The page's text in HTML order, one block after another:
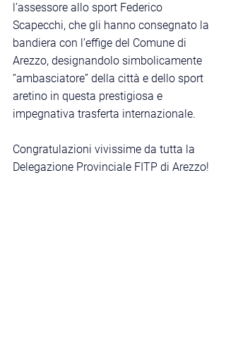
l’assessore allo sport Federico
Scapecchi, che gli hanno consegnato la
bandiera con l’effige del Comune di
Arezzo, designandolo simbolicamente
“ambasciatore” della città e dello sport
aretino in questa prestigiosa e
impegnativa trasferta internazionale.
Congratulazioni vivissime da tutta la
Delegazione Provinciale FITP di Arezzo!